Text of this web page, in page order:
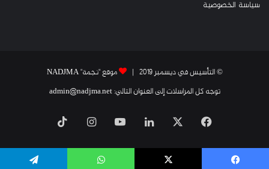
سياسة الخصوصية
© التأسيس في ديسمبر 2019 |
موقع "نجمة" NADJMA
توجه كل المراسلات إلى العنوان التالي: admin@nadjma.net
فيسبوك لينكدإن يوتيوب انستقرام